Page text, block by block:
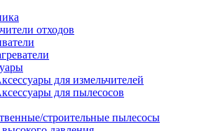
отходов
для измельчителей
для пылесосов
строительные пылесосы